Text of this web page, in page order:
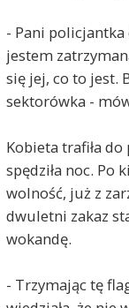
- Pani policjantka
jestem
się jej, co to jest.
sektorówka -
Kobieta trafiła
spędziła noc. Po
wolność, już z
dwuletni zakaz
wokandę.
- Trzymając tę